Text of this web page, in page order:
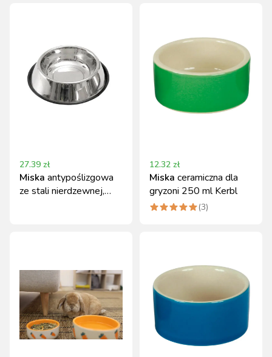
27.39 zł
Miska antypoślizgowa
ze stali nierdzewnej,
12.32 zł
Miska ceramiczna dla
gryzoni 250 ml Kerbl
(3)